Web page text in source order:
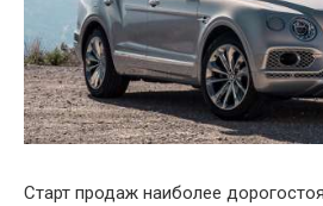
Старт продаж наиболее